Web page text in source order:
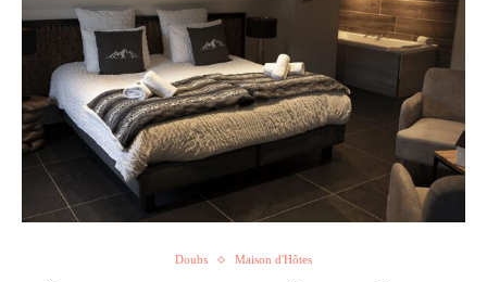
Doubs Maison d'Hôtes